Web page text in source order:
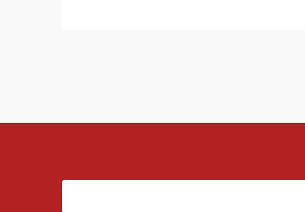
kalibratieprocedures,...